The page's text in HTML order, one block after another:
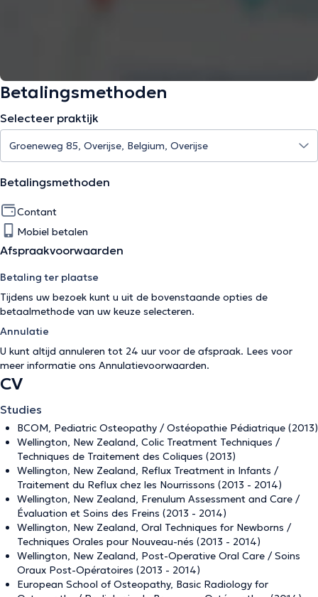
Betalingsmethoden
Selecteer praktijk
Betalingsmethoden
Contant
Mobiel betalen
Afspraakvoorwaarden
Betaling ter plaatse
Tijdens uw bezoek kunt u uit de bovenstaande opties de
betaalmethode van uw keuze selecteren.
Annulatie
U kunt altijd annuleren tot 24 uur voor de afspraak. Lees voor
meer informatie ons Annulatievoorwaarden.
CV
Studies
BCOM, Pediatric Osteopathy / Ostéopathie Pédiatrique (2013)
Wellington, New Zealand, Colic Treatment Techniques /
Techniques de Traitement des Coliques (2013)
Wellington, New Zealand, Reflux Treatment in Infants /
Traitement du Reflux chez les Nourrissons (2013 - 2014)
Wellington, New Zealand, Frenulum Assessment and Care /
Évaluation et Soins des Freins (2013 - 2014)
Wellington, New Zealand, Oral Techniques for Newborns /
Techniques Orales pour Nouveau-nés (2013 - 2014)
Wellington, New Zealand, Post-Operative Oral Care / Soins
Oraux Post-Opératoires (2013 - 2014)
European School of Osteopathy, Basic Radiology for